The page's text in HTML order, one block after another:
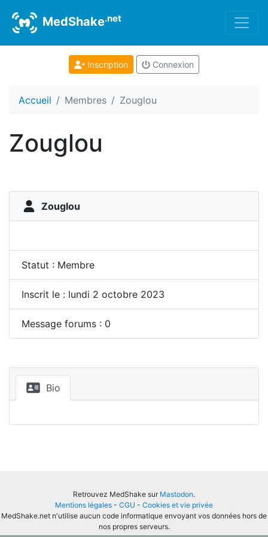
MedShake.net
Inscription Connexion
Accueil Membres Zouglou
Zouglou
Zouglou
Statut : Membre
Inscrit le : lundi 2 octobre 2023
Message forums : 0
Bio
Retrouvez MedShake sur Mastodon.
Mentions légales - CGU - Cookies et vie privée
MedShake.net n'utilise aucun code informatique envoyant vos données hors de
nos propres serveurs.